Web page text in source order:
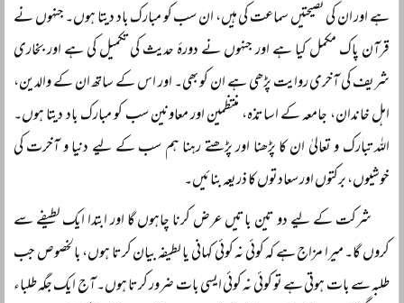
ہے اور ان کی نصیحتیں سماعت کی ہیں، ان سب کو مبارک باد دیتا ہوں۔ جنہوں نے
قرآن پاک مکمل کیا ہے اور جنہوں نے دورۂ حدیث کی تکمیل کی ہے اور بخاری
شریف کی آخری روایت پڑھی ہے ان کو بھی۔ اور اس کے ساتھ ان کے والدین،
اہل خاندان، جامعہ کے اساتذہ، منتظمین اور معاونین سب کو مبارک باد دیتا ہوں۔
اللہ تبارک و تعالیٰ ان کا پڑھنا اور پڑھتے رہنا ہم سب کے لیے دنیا و آخرت کی
خوشیوں، برکتوں اور سعادتوں کا ذریعہ بنائیں۔
شرکت کے لیے دو تین باتیں عرض کرنا چاہوں گا اور ابتدا ایک لطیفے سے
کروں گا۔ میرا مزاج ہے کہ کوئی نہ کوئی کہانی یا لطیفہ بیان کرتا ہوں، بالخصوص جب
طلبہ سے بات ہوتی ہے تو کوئی نہ کوئی ایسی بات ضرور کرتا ہوں۔ آج ایک جگہ طلباء